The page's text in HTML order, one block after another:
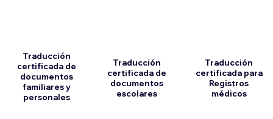
Traducción
certificada de
documentos
familiares y
personales
Traducción
certificada de
documentos
escolares
Traducción
certificada para
Registros
médicos